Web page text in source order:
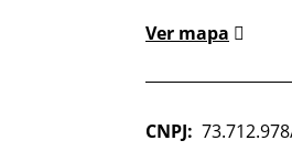
Ver mapa
CNPJ: